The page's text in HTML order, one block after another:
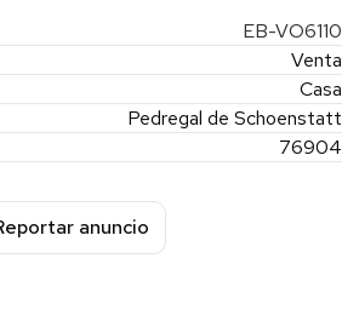
EB-VO6110
Venta
Casa
Pedregal de Schoenstatt
76904
anuncio